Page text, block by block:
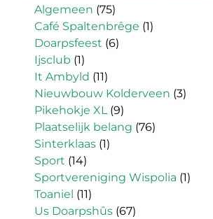
Algemeen (75)
Café Spaltenbrêge (1)
Doarpsfeest (6)
Ijsclub (1)
It Ambyld (11)
Nieuwbouw Kolderveen (3)
Pikehokje XL(9)
Plaatselijk belang (76)
Sinterklaas (1)
Sport (14)
Sportvereniging Wispolia (1)
Toaniel (11)
Us Doarpshûs (67)